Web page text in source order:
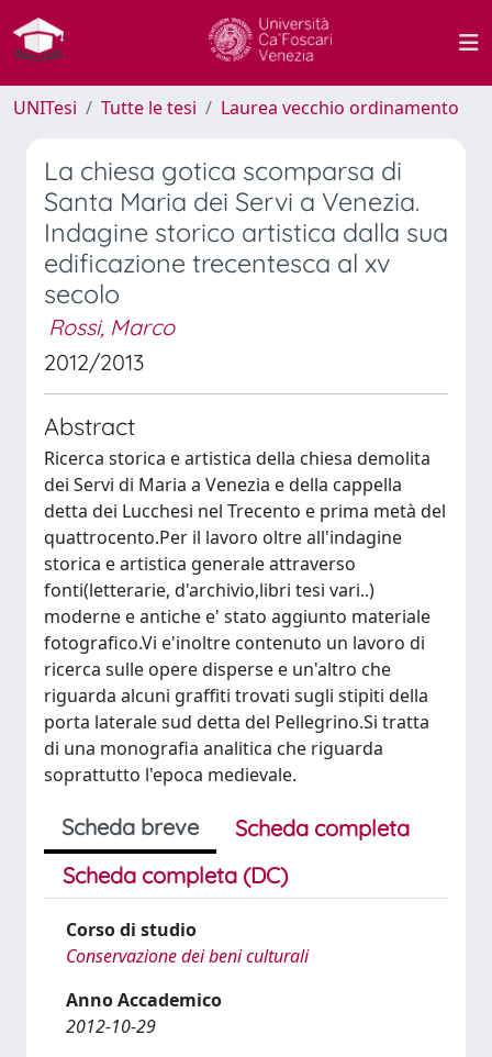
UNITesi Tutte le tesi Laurea vecchio ordinamento
La chiesa gotica scomparsa di
Santa Maria dei Servi a Venezia.
Indagine storico artistica dalla sua
edificazione trecentesca al xv
secolo
Rossi, Marco
2012/2013
Abstract
Ricerca storica e artistica della chiesa demolita
dei Servi di Maria a Venezia e della cappella
detta dei Lucchesi nel Trecento e prima metà del
quattrocento.Per il lavoro oltre all'indagine
storica e artistica generale attraverso
fonti(letterarie, d'archivio,libri tesi vari..)
moderne e antiche e' stato aggiunto materiale
fotografico.Vi e'inoltre contenuto un lavoro di
ricerca sulle opere disperse e un'altro che
riguarda alcuni graffiti trovati sugli stipiti della
porta laterale sud detta del Pellegrino.Si tratta
di una monografia analitica che riguarda
soprattutto l'epoca medievale.
Scheda breve
Scheda completa
Scheda completa (DC)
Corso di studio
Conservazione dei beni culturali
Anno Accademico
2012-10-29